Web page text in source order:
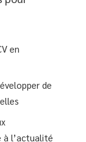
en
de
à l’actualité